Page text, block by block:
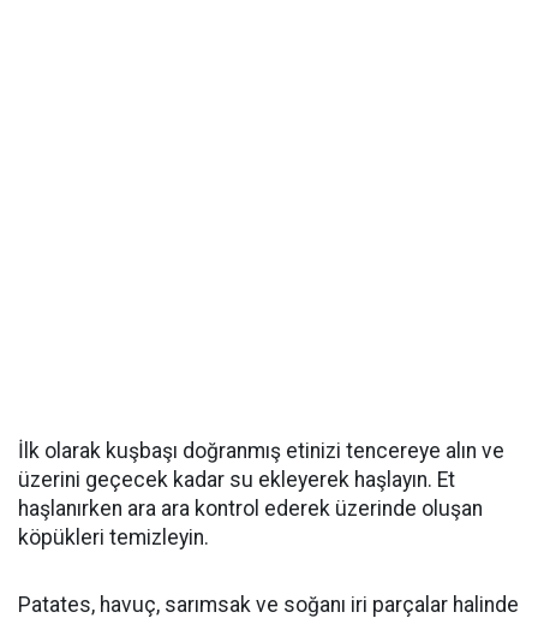
İlk olarak kuşbaşı doğranmış etinizi tencereye alın ve
üzerini geçecek kadar su ekleyerek haşlayın. Et
haşlanırken ara ara kontrol ederek üzerinde oluşan
köpükleri temizleyin.
Patates, havuç, sarımsak ve soğanı iri parçalar halinde